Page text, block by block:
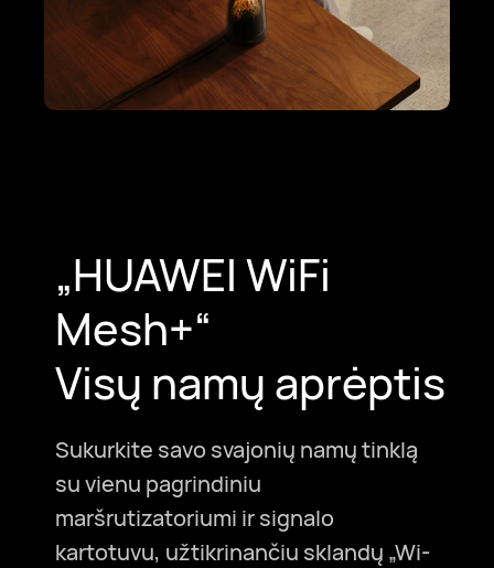
„HUAWEI WiFi
Mesh+“
Visų namų aprėptis
Sukurkite savo svajonių namų tinklą
su vienu pagrindiniu
maršrutizatoriumi ir signalo
kartotuvu, užtikrinančiu sklandų „Wi-